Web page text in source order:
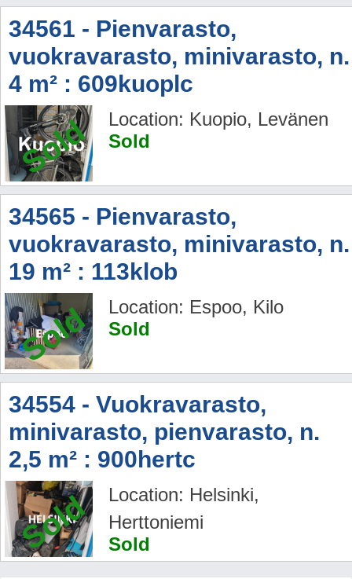
34561 - Pienvarasto,
vuokravarasto, minivarasto, n.
4 m² : 609kuoplc
Sold
Location: Kuopio, Levänen
Sold
34565 - Pienvarasto,
vuokravarasto, minivarasto, n.
19 m² : 113klob
Sold
Location: Espoo, Kilo
Sold
34554 - Vuokravarasto,
minivarasto, pienvarasto, n.
2,5 m² : 900hertc
Sold
Location: Helsinki,
Herttoniemi
Sold